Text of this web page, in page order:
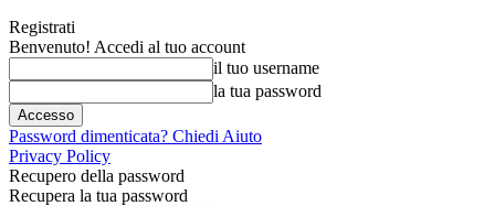
Registrati
Benvenuto! Accedi al tuo account
il tuo username
la tua password
Password dimenticata? Chiedi Aiuto
Privacy Policy
Recupero della password
Recupera la tua password